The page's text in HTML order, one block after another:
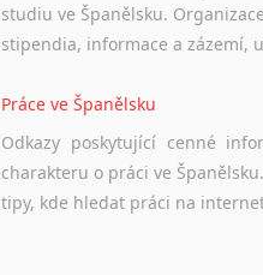
studiu ve Španělsku.
Práce ve Španělsku
Odkazy poskytující cenné
charakteru o práci ve